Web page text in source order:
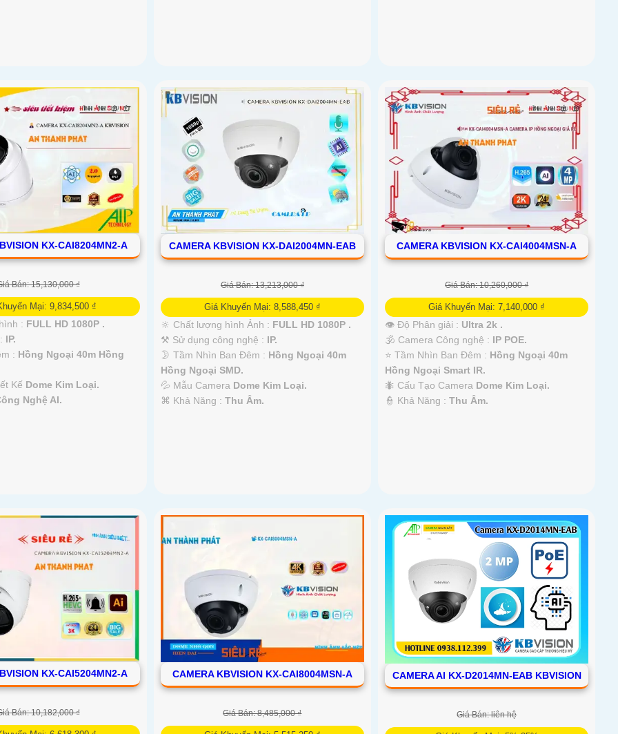
KX-CAI8204MN2-A
Bán: 15,130,000 ₫
Mại: 9,834,500 ₫
: FULL HD 1080P .
IP.
: Hồng Ngoại 40m Hồng
Kế Dome Kim Loại.
Nghệ AI.
CAMERA KBVISION KX-DAI2004MN-EAB
Giá Bán: 13,213,000 ₫
Giá Khuyến Mại: 8,588,450 ₫
🔆 Chất lượng hình Ảnh : FULL HD 1080P .
⚒ Sử dụng công nghệ : IP.
🌛 Tầm Nhìn Ban Đêm : Hồng Ngoại 40m
Hồng Ngoại SMD.
💦 Mẫu Camera Dome Kim Loại.
️⌘ Khả Năng : Thu Âm.
CAMERA KBVISION KX-CAI4004MSN-A
Giá Bán: 10,260,000 ₫
Giá Khuyến Mại: 7,140,000 ₫
👁 Độ Phân giải : Ultra 2k .
🕉️ Camera Công nghệ : IP POE.
⭐ Tầm Nhìn Ban Đêm : Hồng Ngoại 40m
Hồng Ngoại Smart IR.
🐜 Cấu Tạo Camera Dome Kim Loại.
️👮 Khả Năng :Thu Âm.
KX-CAI5204MN2-A
Bán: 10,182,000 ₫
CAMERA KBVISION KX-CAI8004MSN-A
Giá Bán: 8,485,000 ₫
CAMERA AI KX-D2014MN-EAB KBVISION
Giá Bán: liên hệ